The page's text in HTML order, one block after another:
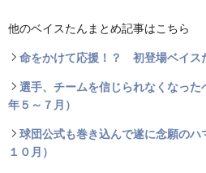
他のベイスたんまとめ記事はこちら
命をかけて応援！？ 初登場ベイス
選手、チームを信じられなくなっ
年５～７月）
球団公式も巻き込んで遂に念願のハ
１０月）